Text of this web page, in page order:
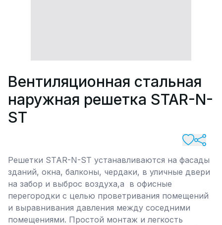
Вентиляционная стальная
наружная решетка STAR-N-
ST
Решетки STAR-N-ST устанавливаются на фасады
зданий, окна, балконы, чердаки, в уличные двери
на забор и выброс воздуха,а в офисные
перегородки с целью проветривания помещений
и выравнивания давления между соседними
помещениями. Простой монтаж и легкость